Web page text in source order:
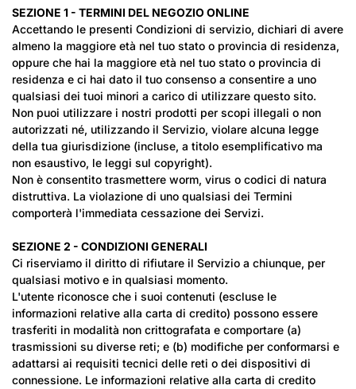
SEZIONE 1 - TERMINI DEL NEGOZIO ONLINE
Accettando le presenti Condizioni di servizio, dichiari di avere
almeno la maggiore età nel tuo stato o provincia di residenza,
oppure che hai la maggiore età nel tuo stato o provincia di
residenza e ci hai dato il tuo consenso a consentire a uno
qualsiasi dei tuoi minori a carico di utilizzare questo sito.
Non puoi utilizzare i nostri prodotti per scopi illegali o non
autorizzati né, utilizzando il Servizio, violare alcuna legge
della tua giurisdizione (incluse, a titolo esemplificativo ma
non esaustivo, le leggi sul copyright).
Non è consentito trasmettere worm, virus o codici di natura
distruttiva. La violazione di uno qualsiasi dei Termini
comporterà l'immediata cessazione dei Servizi.
SEZIONE 2 - CONDIZIONI GENERALI
Ci riserviamo il diritto di rifiutare il Servizio a chiunque, per
qualsiasi motivo e in qualsiasi momento.
L'utente riconosce che i suoi contenuti (escluse le
informazioni relative alla carta di credito) possono essere
trasferiti in modalità non crittografata e comportare (a)
trasmissioni su diverse reti; e (b) modifiche per conformarsi e
adattarsi ai requisiti tecnici delle reti o dei dispositivi di
connessione. Le informazioni relative alla carta di credito